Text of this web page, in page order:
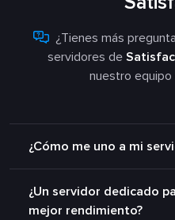
¿Tienes más
servidores de
nuestro
¿Cómo me uno a mi
¿Un servidor dedicado
mejor rendimiento?